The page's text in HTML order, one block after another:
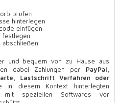
prüfen
hinterlegen
einfügen
festlegen
abschließen
und bequem von zu Hause aus
dabei Zahlungen per PayPal,
Lastschrift Verfahren oder
in diesem Kontext hinterlegten
mit speziellen Softwares vor